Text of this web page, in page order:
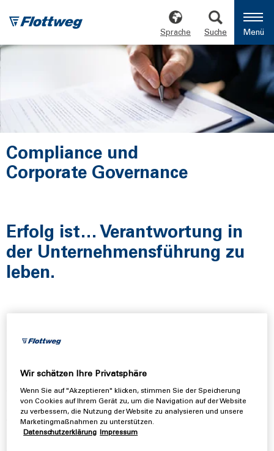
Sprache Suche Menü
Compliance und
Corporate Governance
Erfolg ist… Verantwortung in
der Unternehmensführung zu
leben.
Bei Flottweg spiegelt Compliance eine
Integrität geprägt ist. Sie umfasst die Einhaltung aller
relevanten gesetzlichen Vorschriften, internen Richtlinien
und ethischen Standards und geht bewusst über die
reine Einhaltung gesetzlicher Vorschriften hinaus. Klare
Regeln, transparente Prozesse sowie Präventions- und
Wir schätzen Ihre Privatsphäre
Wenn Sie auf "Akzeptieren" klicken, stimmen Sie der Speicherung
von Cookies auf Ihrem Gerät zu, um die Navigation auf der Website
zu verbessern, die Nutzung der Website zu analysieren und unsere
Marketingmaßnahmen zu unterstützen.
Datenschutzerklärung Impressum